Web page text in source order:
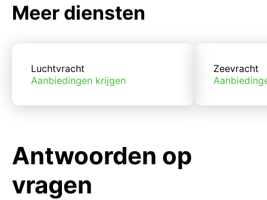
Meer diensten
Luchtvracht
Aanbiedingen krijgen
Zeevracht
Antwoorden op
vragen